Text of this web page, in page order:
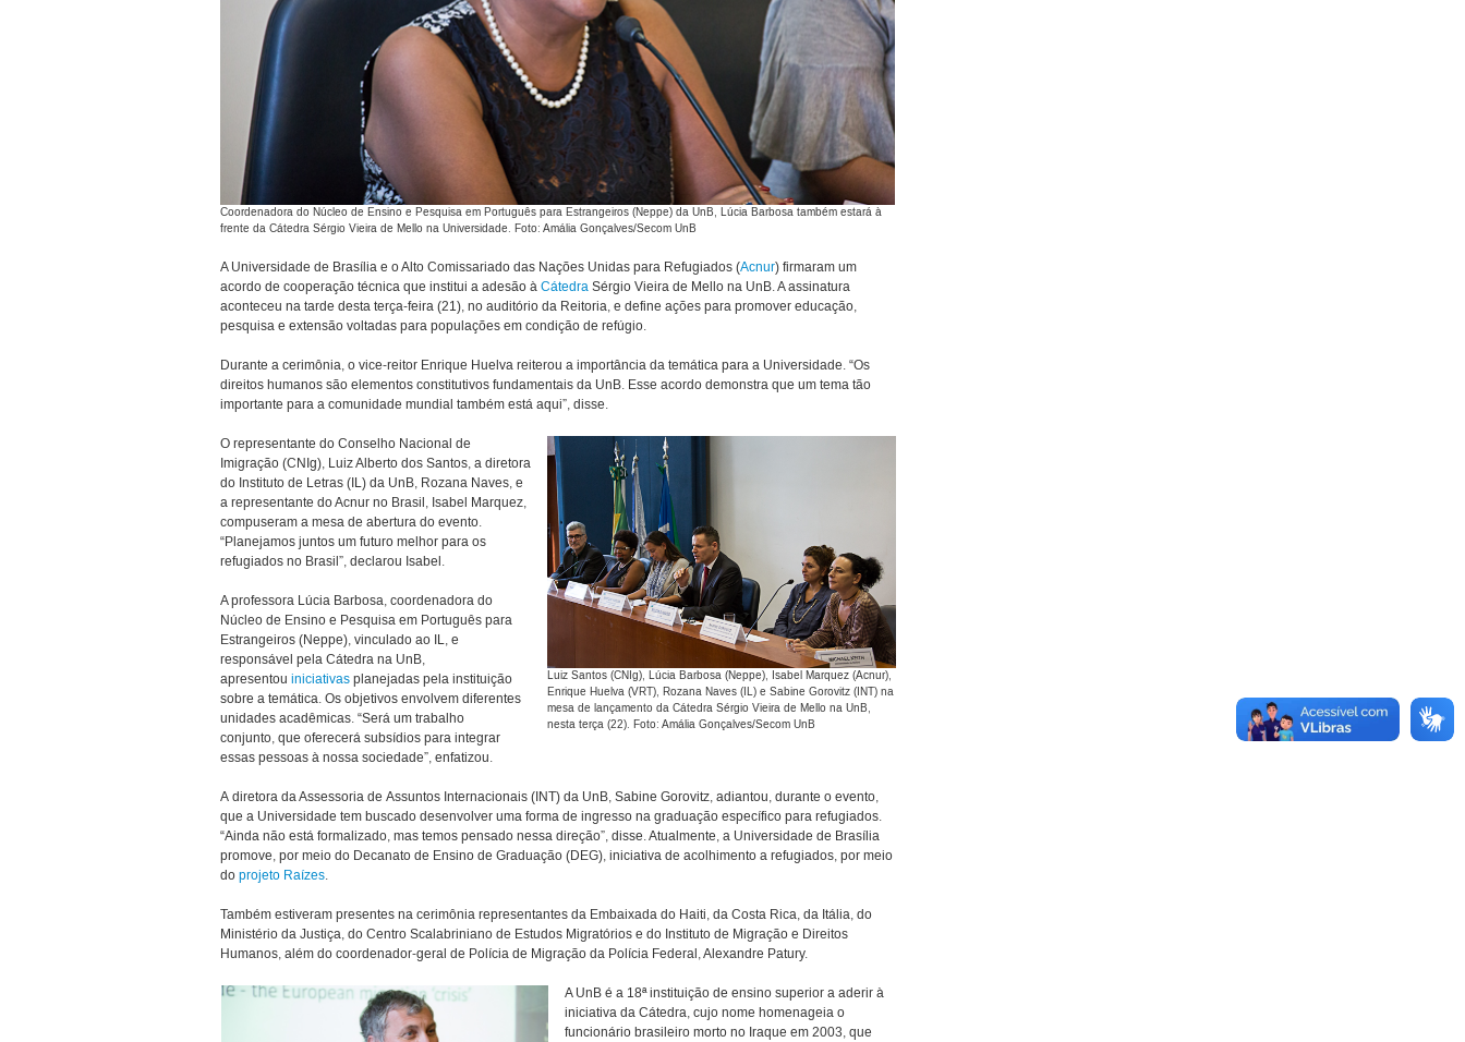
Coordenadora do Núcleo de Ensino e Pesquisa em Português para Estrangeiros (Neppe) da UnB, Lúcia Barbosa também estará à
frente da Cátedra Sérgio Vieira de Mello na Universidade. Foto: Amália Gonçalves/Secom UnB
A Universidade de Brasília e o Alto Comissariado das Nações Unidas para Refugiados (Acnur) firmaram um
acordo de cooperação técnica que institui a adesão à Cátedra Sérgio Vieira de Mello na UnB. A assinatura
aconteceu na tarde desta terça-feira (21), no auditório da Reitoria, e define ações para promover educação,
pesquisa e extensão voltadas para populações em condição de refúgio.
Durante a cerimônia, o vice-reitor Enrique Huelva reiterou a importância da temática para a Universidade. “Os
direitos humanos são elementos constitutivos fundamentais da UnB. Esse acordo demonstra que um tema tão
importante para a comunidade mundial também está aqui”, disse.
Luiz Santos (CNIg), Lúcia Barbosa (Neppe), Isabel Marquez (Acnur),
Enrique Huelva (VRT), Rozana Naves (IL) e Sabine Gorovitz (INT) na
mesa de lançamento da Cátedra Sérgio Vieira de Mello na UnB,
nesta terça (22). Foto: Amália Gonçalves/Secom UnB
O representante do Conselho Nacional de
Imigração (CNIg), Luiz Alberto dos Santos, a diretora
do Instituto de Letras (IL) da UnB, Rozana Naves, e
a representante do Acnur no Brasil, Isabel Marquez,
compuseram a mesa de abertura do evento.
“Planejamos juntos um futuro melhor para os
refugiados no Brasil”, declarou Isabel.
A professora Lúcia Barbosa, coordenadora do
Núcleo de Ensino e Pesquisa em Português para
Estrangeiros (Neppe), vinculado ao IL, e
responsável pela Cátedra na UnB,
apresentou iniciativas planejadas pela instituição
sobre a temática. Os objetivos envolvem diferentes
unidades acadêmicas. “Será um trabalho
conjunto, que oferecerá subsídios para integrar
essas pessoas à nossa sociedade”, enfatizou.
A diretora da Assessoria de Assuntos Internacionais (INT) da UnB, Sabine Gorovitz, adiantou, durante o evento,
que a Universidade tem buscado desenvolver uma forma de ingresso na graduação específico para refugiados.
“Ainda não está formalizado, mas temos pensado nessa direção”, disse. Atualmente, a Universidade de Brasília
promove, por meio do Decanato de Ensino de Graduação (DEG), iniciativa de acolhimento a refugiados, por meio
do projeto Raízes.
Também estiveram presentes na cerimônia representantes da Embaixada do Haiti, da Costa Rica, da Itália, do
Ministério da Justiça, do Centro Scalabriniano de Estudos Migratórios e do Instituto de Migração e Direitos
Humanos, além do coordenador-geral de Polícia de Migração da Polícia Federal, Alexandre Patury.
A UnB é a 18ª instituição de ensino superior a aderir à
iniciativa da Cátedra, cujo nome homenageia o
funcionário brasileiro morto no Iraque em 2003, que